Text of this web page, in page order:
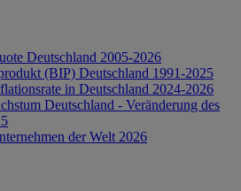
Deutschland 2005-2026
(BIP) Deutschland 1991-2025
in Deutschland 2024-2026
Deutschland - Veränderung des
der Welt 2026